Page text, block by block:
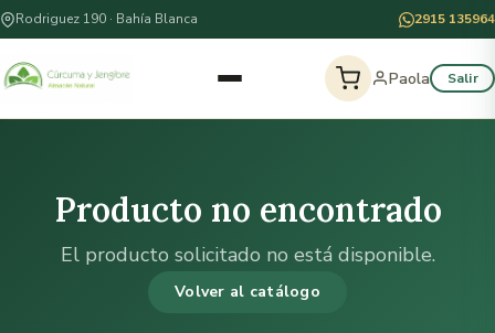
Rodriguez 190 · Bahía Blanca 2915 135964
Paola Salir
Producto no encontrado
El producto solicitado no está disponible.
Volver al catálogo